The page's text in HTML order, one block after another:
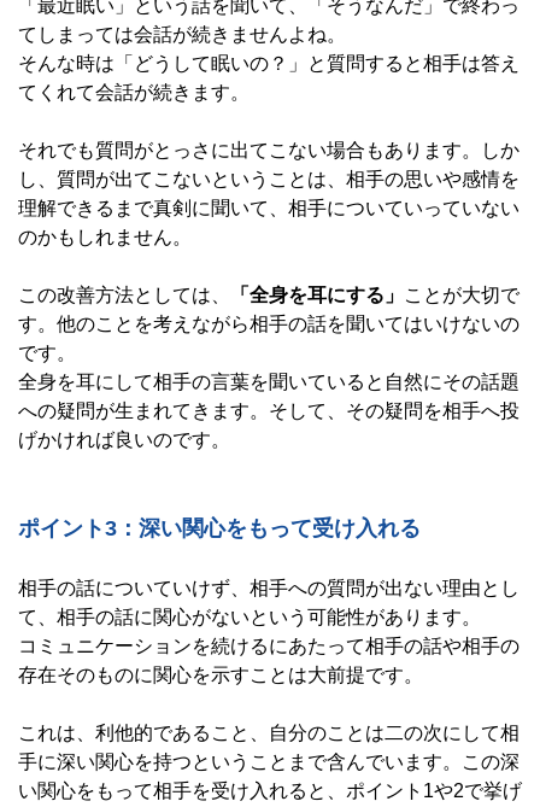
「最近眠い」という話を聞いて、「そうなんだ」で終わっ
てしまっては会話が続きませんよね。
そんな時は「どうして眠いの？」と質問すると相手は答え
てくれて会話が続きます。
それでも質問がとっさに出てこない場合もあります。しか
し、質問が出てこないということは、相手の思いや感情を
理解できるまで真剣に聞いて、相手についていっていない
のかもしれません。
この改善方法としては、 「全身を耳にする」 ことが大切で
す。他のことを考えながら相手の話を聞いてはいけないの
です。
全身を耳にして相手の言葉を聞いていると自然にその話題
への疑問が生まれてきます。そして、その疑問を相手へ投
げかければ良いのです。
ポイント3：深い関心をもって受け入れる
相手の話についていけず、相手への質問が出ない理由とし
て、相手の話に関心がないという可能性があります。
コミュニケーションを続けるにあたって相手の話や相手の
存在そのものに関心を示すことは大前提です。
これは、利他的であること、自分のことは二の次にして相
手に深い関心を持つということまで含んでいます。この深
い関心をもって相手を受け入れると、ポイント1や2で挙げ